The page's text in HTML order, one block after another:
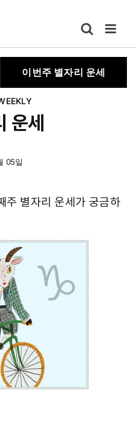
이번주 별자리 운세
운세
05일
주 별자리 운세가 궁금하